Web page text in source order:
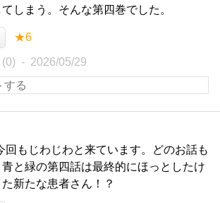
しまう。そんな第四巻でした。
★6
2026/05/29
回もじわじわと来ています。どのお話も
青と緑の第四話は最終的にほっとしたけ
新たな患者さん！？